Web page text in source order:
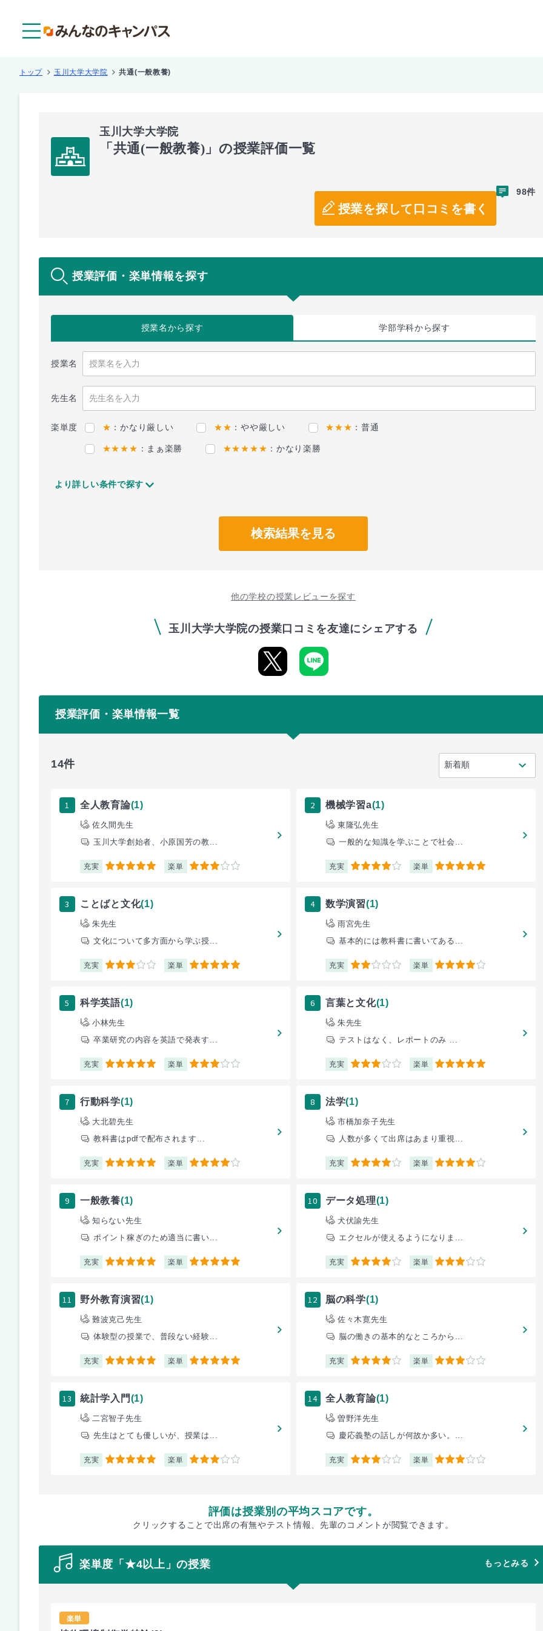
トップ 玉川大学大学院 共通(一般教養)
玉川大学大学院
「共通(一般教養)」の授業評価一覧
授業を探して口コミを書く
98件
授業評価・楽単情報を探す
授業名から探す 学部学科から探す
授業名
先生名
楽単度 ★ ：かなり厳しい ★★ ：やや厳しい ★★★ ：普通
★★★★ ：まぁ楽勝 ★★★★★ ：かなり楽勝
より詳しい条件で探す
検索結果を見る
他の学校の授業レビューを探す
玉川大学大学院の授業口コミを友達にシェアする
授業評価・楽単情報一覧
14件
1 全人教育論(1)
佐久間先生
玉川大学創始者、小原国芳の教...
充実 5 楽単 3
2 機械学習a(1)
東隆弘先生
一般的な知識を学ぶことで社会...
充実 4 楽単 5
3 ことばと文化(1)
朱先生
文化について多方面から学ぶ授...
充実 3 楽単 5
4 数学演習(1)
雨宮先生
基本的には教科書に書いてある...
充実 2 楽単 4
5 科学英語(1)
小林先生
卒業研究の内容を英語で発表す...
充実 5 楽単 3
6 言葉と文化(1)
朱先生
テストはなく、レポートのみ ...
充実 3 楽単 5
7 行動科学(1)
大北碧先生
教科書はpdfで配布されます...
充実 5 楽単 4
8 法学(1)
市橋加奈子先生
人数が多くて出席はあまり重視...
充実 4 楽単 4
9 一般教養(1)
知らない先生
ポイント稼ぎのため適当に書い...
充実 5 楽単 5
10 データ処理(1)
犬伏諭先生
エクセルが使えるようになりま...
充実 4 楽単 3
11 野外教育演習(1)
難波克己先生
体験型の授業で、普段ない経験...
充実 5 楽単 5
12 脳の科学(1)
佐々木寛先生
脳の働きの基本的なところから...
充実 4 楽単 3
13 統計学入門(1)
二宮智子先生
先生はとても優しいが、授業は...
充実 5 楽単 3
14 全人教育論(1)
曽野洋先生
慶応義塾の話しが何故か多い。...
充実 3 楽単 3
評価は授業別の平均スコアです。
クリックすることで出席の有無やテスト情報、先輩のコメントが閲覧できます。
楽単度「★4以上」の授業 もっとみる
楽単